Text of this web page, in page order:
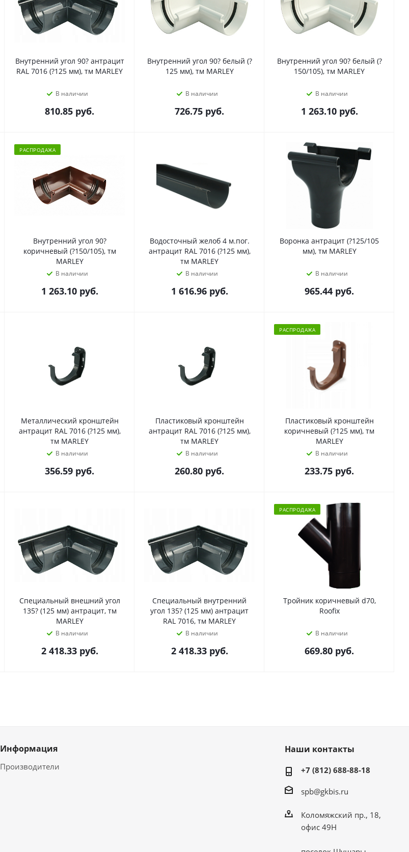
Внутренний угол 90? антрацит
RAL 7016 (?125 мм), тм MARLEY
В наличии
810.85 руб.
Внутренний угол 90? белый (?
125 мм), тм MARLEY
В наличии
726.75 руб.
Внутренний угол 90? белый (?
150/105), тм MARLEY
В наличии
1 263.10руб.
РАСПРОДАЖА
Внутренний угол 90?
коричневый (?150/105), тм
MARLEY
В наличии
1 263.10руб.
Водосточный желоб 4 м.пог.
антрацит RAL 7016 (?125 мм),
тм MARLEY
В наличии
1 616.96руб.
Воронка антрацит (?125/105
мм), тм MARLEY
В наличии
965.44 руб.
Металлический кронштейн
антрацит RAL 7016 (?125 мм),
тм MARLEY
В наличии
356.59 руб.
Пластиковый кронштейн
антрацит RAL 7016 (?125 мм),
тм MARLEY
В наличии
260.80 руб.
РАСПРОДАЖА
Пластиковый кронштейн
коричневый (?125 мм), тм
MARLEY
В наличии
233.75 руб.
Специальный внешний угол
135? (125 мм) антрацит, тм
MARLEY
В наличии
2 418.33руб.
Специальный внутренний
угол 135? (125 мм) антрацит
RAL 7016, тм MARLEY
В наличии
2 418.33руб.
РАСПРОДАЖА
Тройник коричневый d70,
Roofix
В наличии
669.80 руб.
Информация
Производители
Наши контакты
+7 (812) 688-88-18
spb@gkbis.ru
Коломяжский пр., 18,
офис 49Н